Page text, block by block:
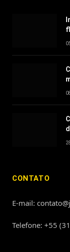
CONTATO
E-mail:
Telefone: +55